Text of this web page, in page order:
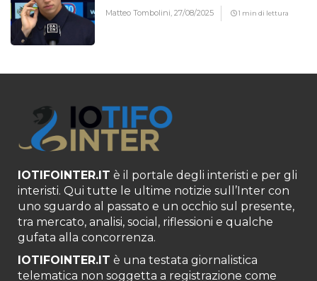
Matteo Tombolini,27/08/2025 1 min di lettura
IOTIFOINTER.IT è il portale degli interisti e per gli
interisti. Qui tutte le ultime notizie sull’Inter con
uno sguardo al passato e un occhio sul presente,
tra mercato, analisi, social, riflessioni e qualche
gufata alla concorrenza.
IOTIFOINTER.IT è una testata giornalistica
telematica non soggetta a registrazione come